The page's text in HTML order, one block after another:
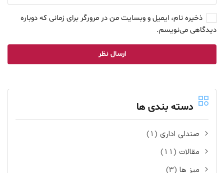
دسته بندی ها
صندلی اداری (1)
مقالات (11)
میز ها (3)
ذخیره نام، ایمیل و وبسایت من در مرورگر برای زمانی که دوباره
دیدگاهی می‌نویسم.